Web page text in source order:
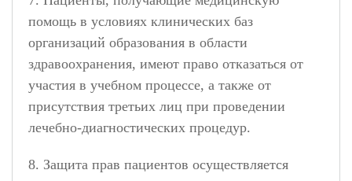
помощь в условиях клинических баз
организаций образования в области
здравоохранения, имеют право отказаться от
участия в учебном процессе, а также от
присутствия третьих лиц при проведении
лечебно-диагностических процедур.
8. Защита прав пациентов осуществляется